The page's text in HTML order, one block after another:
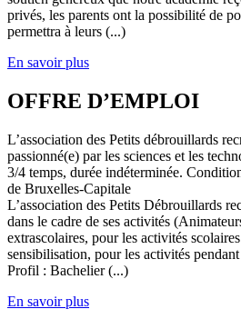
privés, les parents ont la possibilité de
permettra à leurs (...)
En savoir plus
OFFRE D’EMPLOI
L’association des Petits débrouillards
passionné(e) par les sciences et les
3/4 temps, durée indéterminée.
de Bruxelles-Capitale
L’association des Petits Débrouillards
dans le cadre de ses activités
extrascolaires, pour les activités
sensibilisation, pour les activités
Profil : Bachelier (...)
En savoir plus